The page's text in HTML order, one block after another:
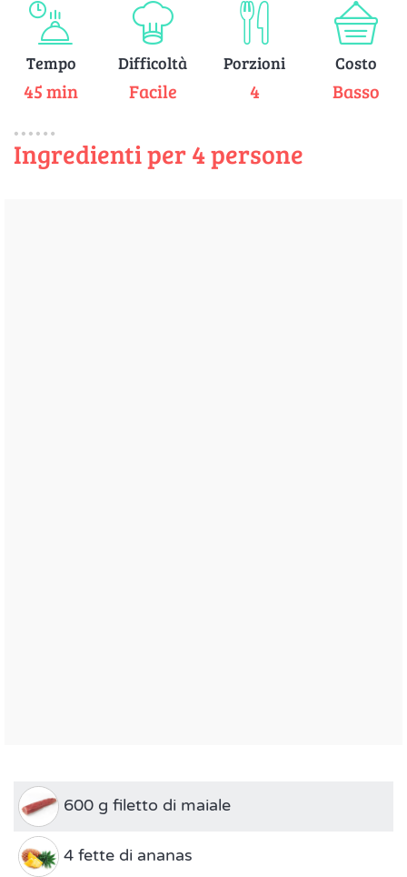
Tempo
45 min
Difficoltà
Facile
Porzioni
4
Costo
Basso
Ingredienti per 4 persone
600 g filetto di maiale
4 fette di ananas